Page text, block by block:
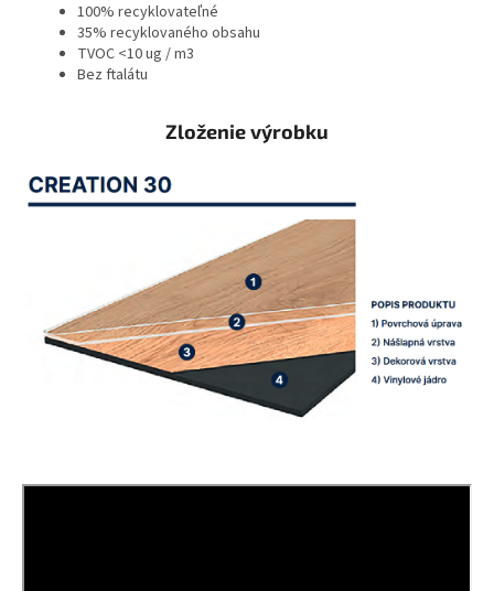
100% recyklovateľné
35% recyklovaného obsahu
TVOC <10 ug / m3
Bez ftalátu
Zloženie výrobku